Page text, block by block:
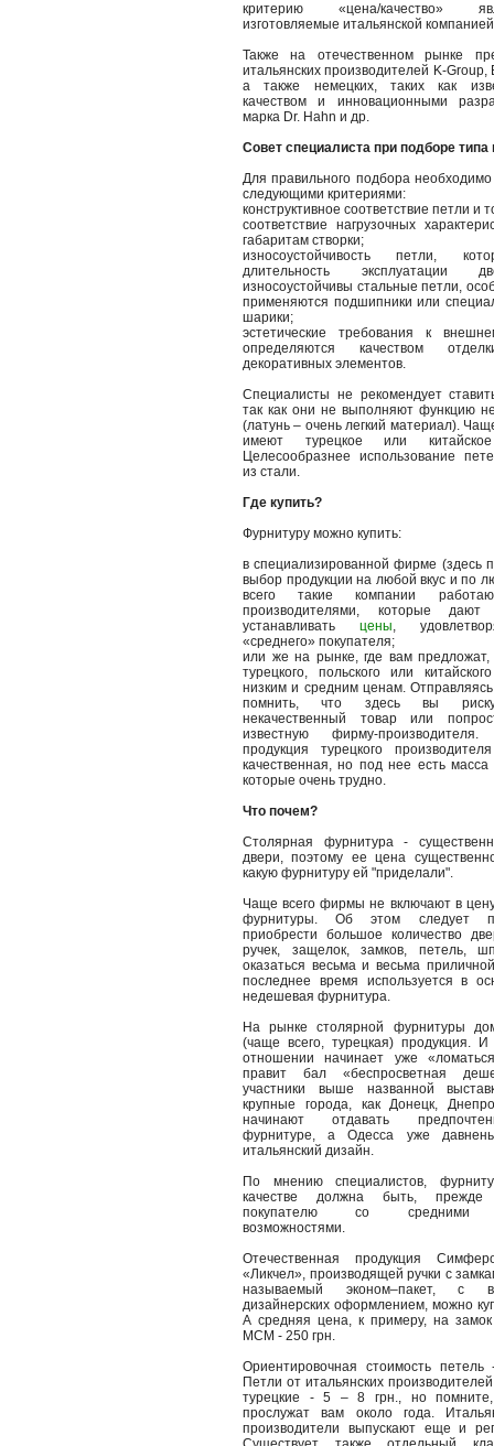
критерию «цена/качество»
изготовляемые итальянской
Также на отечественном рынке
итальянских производителей K-Group,
а также немецких, таких как
качеством и инновационными
марка Dr. Hahn и др.
Совет специалиста при подборе типа
Для правильного подбора необходимо
следующими критериями:
конструктивное соответствие петли и
соответствие нагрузочных
габаритам створки;
износоустойчивость петли,
длительность эксплуатации
износоустойчивы стальные петли,
применяются подшипники или
шарики;
эстетические требования к
определяются качеством
декоративных элементов.
Специалисты не рекомендует
так как они не выполняют функцию
(латунь – очень легкий материал).
имеют турецкое или китайское
Целесообразнее использование
из стали.
Где купить?
Фурнитуру можно купить:
в специализированной фирме (здесь
выбор продукции на любой вкус и по
всего такие компании
производителями, которые
устанавливать цены,
«среднего» покупателя;
или же на рынке, где вам предложат,
турецкого, польского или
низким и средним ценам.
помнить, что здесь вы
некачественный товар или
известную фирму-
продукция турецкого
качественная, но под нее есть масса
которые очень трудно.
Что почем?
Столярная фурнитура -
двери, поэтому ее цена
какую фурнитуру ей "приделали".
Чаще всего фирмы не включают в
фурнитуры. Об этом следует
приобрести большое количество
ручек, защелок, замков, петель,
оказаться весьма и весьма
последнее время используется в
недешевая фурнитура.
На рынке столярной фурнитуры
(чаще всего, турецкая) продукция.
отношении начинает уже
правит бал «беспросветная
участники выше названной
крупные города, как Донецк,
начинают отдавать
фурнитуре, а Одесса уже
итальянский дизайн.
По мнению специалистов,
качестве должна быть, прежде
покупателю со средними
возможностями.
Отечественная продукция
«Ликчел», производящей ручки с
называемый эконом–пакет, с
дизайнерских оформлением, можно
А средняя цена, к примеру, на
МСМ - 250 грн.
Ориентировочная стоимость
Петли от итальянских
турецкие - 5 – 8 грн., но
прослужат вам около года.
производители выпускают еще и